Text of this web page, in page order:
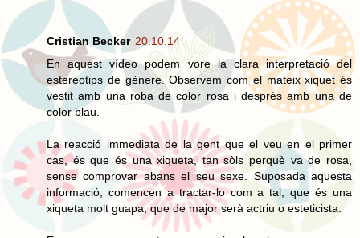
Cristian Becker 20.10.14
En aquest vídeo podem vore la clara interpretació del
estereotips de gènere. Observem com el mateix xiquet és
vestit amb una roba de color rosa i després amb una de
color blau.
La reacció immediata de la gent que el veu en el primer
cas, és que és una xiqueta, tan sòls perquè va de rosa,
sense comprovar abans el seu sexe. Suposada aquesta
informació, comencen a tractar-lo com a tal, que és una
xiqueta molt guapa, que de major serà actriu o esteticista.